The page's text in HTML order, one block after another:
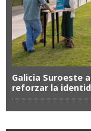
Galicia Suroeste
reforzar la